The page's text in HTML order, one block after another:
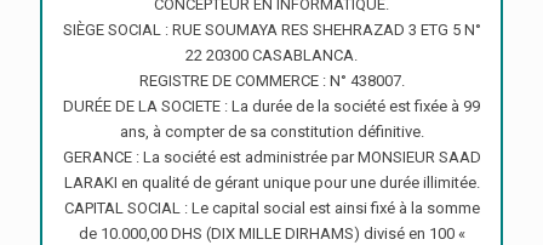
CONCEPTEUR EN INFORMATIQUE.
SIÈGE SOCIAL : RUE SOUMAYA RES SHEHRAZAD 3 ETG 5 N°
22 20300 CASABLANCA.
REGISTRE DE COMMERCE : N° 438007.
DURÉE DE LA SOCIETE : La durée de la société est fixée à 99
ans, à compter de sa constitution définitive.
GERANCE : La société est administrée par MONSIEUR SAAD
LARAKI en qualité de gérant unique pour une durée illimitée.
CAPITAL SOCIAL : Le capital social est ainsi fixé à la somme
de 10.000,00 DHS (DIX MILLE DIRHAMS) divisé en 100 «